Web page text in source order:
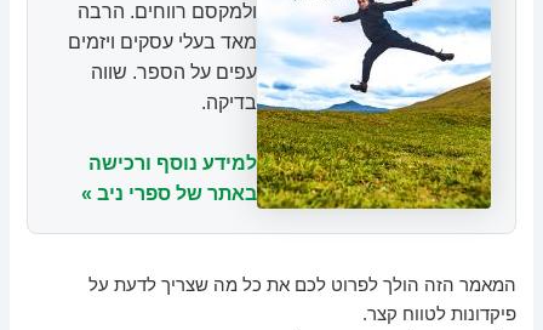
ולמקסם רווחים. הרבה
מאד בעלי עסקים ויזמים
עפים על הספר. שווה
בדיקה.
למידע נוסף ורכישה
באתר של ספרי ניב »
המאמר הזה הולך לפרוט לכם את כל מה שצריך לדעת על
פיקדונות לטווח קצר.